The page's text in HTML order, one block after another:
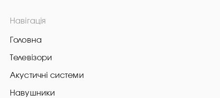
Навігація
Головна
Телевізори
Акустичні системи
Навушники